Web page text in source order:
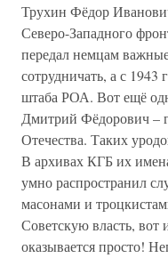
Трухин Фёдор
Северо-Западного
передал немцам
сотрудничать, а с 1943
штаба РОА. Вот ещё
Дмитрий Фёдорович –
Отечества. Таких
В архивах КГБ их
умно распространил
масонами и
Советскую власть, вот
оказывается просто!